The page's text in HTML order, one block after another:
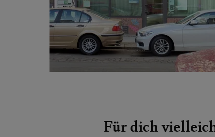
Für dich